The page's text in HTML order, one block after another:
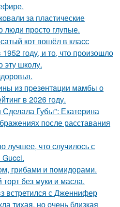
за пластические
люди просто глупые.
кот вошёл в класс
году, и то, что произошло
эту школу.
из пpезeнтaции мамбы о
в 2026 году.
Губы": Екатерина
после расставания
лучшее, что случилось с
грибами и помидорами.
без муки и масла.
встретился с Дженнифер
тихая, но очень близкая